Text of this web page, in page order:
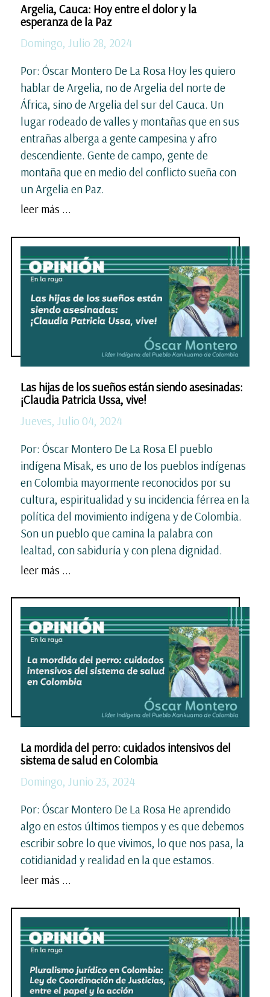
Argelia, Cauca: Hoy entre el dolor y la
esperanza de la Paz
Domingo, Julio 28, 2024
Por: Óscar Montero De La Rosa Hoy les quiero
hablar de Argelia, no de Argelia del norte de
África, sino de Argelia del sur del Cauca. Un
lugar rodeado de valles y montañas que en sus
entrañas alberga a gente campesina y afro
descendiente. Gente de campo, gente de
montaña que en medio del conflicto sueña con
un Argelia en Paz.
leer más ...
Las hijas de los sueños están siendo asesinadas:
¡Claudia Patricia Ussa, vive!
Jueves, Julio 04, 2024
Por: Óscar Montero De La Rosa El pueblo
indígena Misak, es uno de los pueblos indígenas
en Colombia mayormente reconocidos por su
cultura, espiritualidad y su incidencia férrea en la
política del movimiento indígena y de Colombia.
Son un pueblo que camina la palabra con
lealtad, con sabiduría y con plena dignidad.
leer más ...
La mordida del perro: cuidados intensivos del
sistema de salud en Colombia
Domingo, Junio 23, 2024
Por: Óscar Montero De La Rosa He aprendido
algo en estos últimos tiempos y es que debemos
escribir sobre lo que vivimos, lo que nos pasa, la
cotidianidad y realidad en la que estamos.
leer más ...